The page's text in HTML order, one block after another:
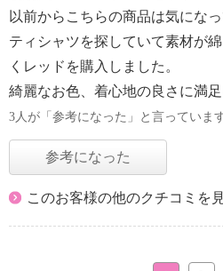
以前からこちらの商品は気になっ
ティシャツを探していて素材が
くレッドを購入しました。
綺麗なお色、着心地の良さに満足
3人が「参考になった」と言っていま
参考になった
このお客様の他のクチコミを